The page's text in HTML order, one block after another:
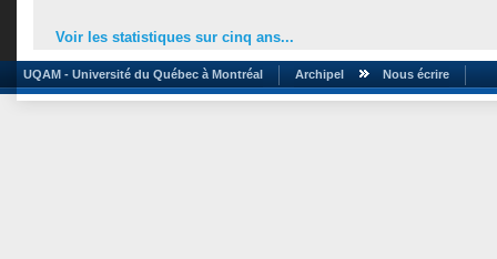
Voir les statistiques sur cinq ans...
UQAM - Université du Québec à Montréal Archipel Nous écrire